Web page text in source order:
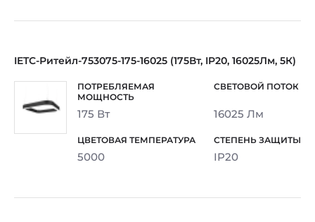
IETC-Ритейл-753075-175-16025 (175Вт, IP20, 16025Лм, 5К)
175 Вт 16025 Лм
5000 IP20